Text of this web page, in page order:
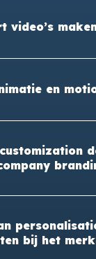
video’s
en
bij het